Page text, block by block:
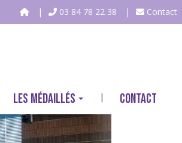
03 84 78 22 38 Contact
LES MÉDAILLÉS CONTACT